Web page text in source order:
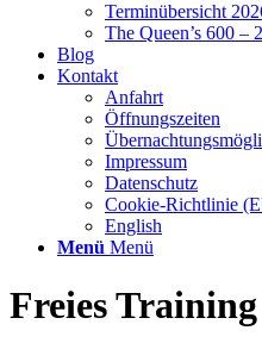
Terminübersicht
The Queen’s 600 –
Blog
Kontakt
Anfahrt
Öffnungszeiten
Impressum
Datenschutz
Cookie-Richtlinie
English
Menü Menü
Freies Training